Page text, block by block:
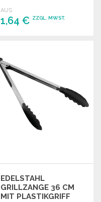
10,5 x 1,8 cm.
AUS
1,64 € ZZGL. MWST.
EDELSTAHL
GRILLZANGE 36 CM
MIT PLASTIKGRIFF